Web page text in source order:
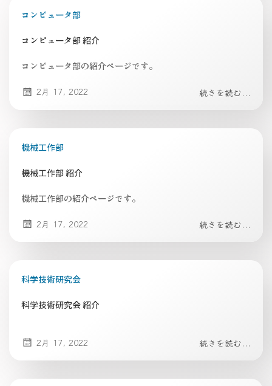
コンピュータ部
コンピュータ部 紹介
コンピュータ部の紹介ページです。
2月 17, 2022 続きを読む...
機械工作部
機械工作部 紹介
機械工作部の紹介ページです。
2月 17, 2022 続きを読む...
科学技術研究会
科学技術研究会 紹介
2月 17, 2022 続きを読む...